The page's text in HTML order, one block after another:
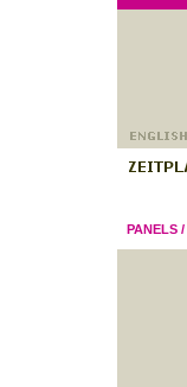
PANELS/